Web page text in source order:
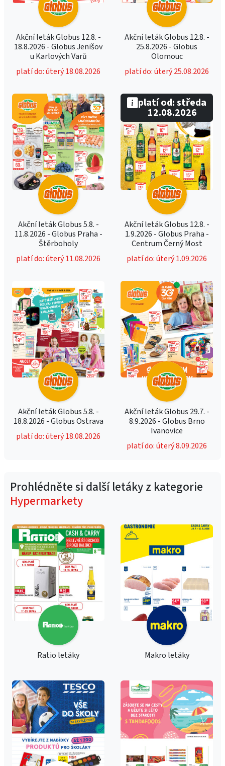
Akční leták Globus 12.8. -
18.8.2026 - Globus Jenišov
u Karlových Varů
platí do: úterý 18.08.2026
Akční leták Globus 12.8. -
25.8.2026 - Globus
Olomouc
platí do: úterý 25.08.2026
Akční leták Globus 5.8. -
11.8.2026 - Globus Praha -
Štěrboholy
platí do: úterý 11.08.2026
Akční leták Globus 12.8. -
1.9.2026 - Globus Praha -
Centrum Černý Most
platí do: úterý 1.09.2026
platí od: středa
12.08.2026
Akční leták Globus 5.8. -
18.8.2026 - Globus Ostrava
platí do: úterý 18.08.2026
Akční leták Globus 29.7. -
8.9.2026 - Globus Brno
Ivanovice
platí do: úterý 8.09.2026
Prohlédněte si další letáky z kategorie
Hypermarkety
Ratio letáky Makro letáky